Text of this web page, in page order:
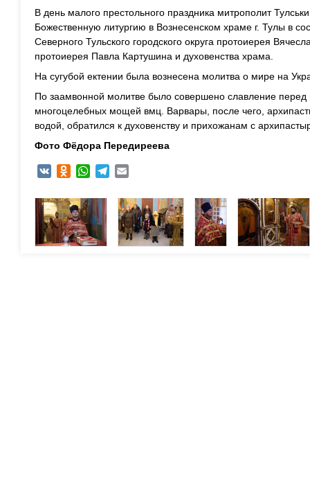
В день малого престольного праздника митрополит
Божественную литургию в Вознесенском храме г. Тулы в
Северного Тульского городского округа протоиерея
протоиерея Павла Картушина и духовенства храма.
На сугубой ектении была вознесена молитва о мире на
По заамвонной молитве было совершено славление перед
многоцелебных мощей вмц. Варвары, после чего,
водой, обратился к духовенству и прихожанам с
Фото Фёдора Передиреева
VK Odnoklassniki
WhatsAppTelegram